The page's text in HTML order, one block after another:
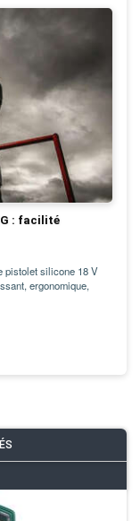
: facilité
pistolet silicone 18 V
ergonomique,